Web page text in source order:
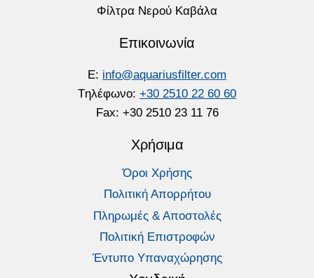
Φίλτρα Νερού Καβάλα
Επικοινωνία
E: info@aquariusfilter.com
Tηλέφωνο: +30 2510 22 60 60
Fax: +30 2510 23 11 76
Χρήσιμα
Όροι Χρήσης
Πολιτική Απορρήτου
Πληρωμές & Αποστολές
Πολιτική Επιστροφών
Έντυπο Υπαναχώρησης